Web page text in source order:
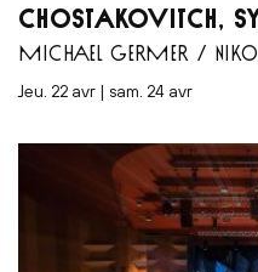
CHOSTAKOVITCH,
MICHAEL GERMER /
jeu. 22 avr | sam. 24 avr